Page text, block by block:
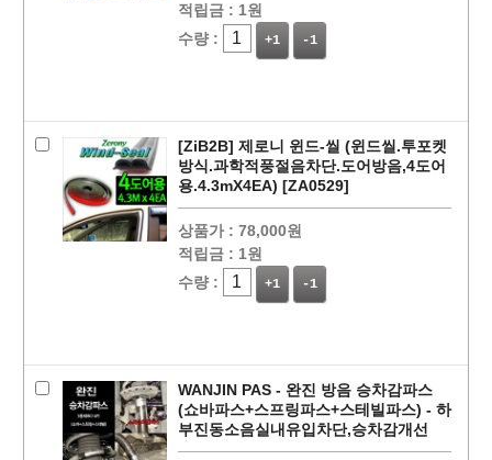
적립금 : 1원
수량 :
+1 -1
[ZiB2B] 제로니 윈드-씰 (윈드씰.투포켓
방식.과학적풍절음차단.도어방음,4도어
용.4.3mX4EA) [ZA0529]
상품가 : 78,000원
적립금 : 1원
수량 :
+1 -1
WANJIN PAS - 완진 방음 승차감파스
(쇼바파스+스프링파스+스테빌파스) - 하
부진동소음실내유입차단,승차감개선